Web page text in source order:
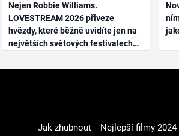
Nejen Robbie Williams.
LOVESTREAM 2026 přiveze
hvězdy, které běžně uvidíte jen na
největších světových festivalech
Jak zhubnout Nejlepší filmy 2024